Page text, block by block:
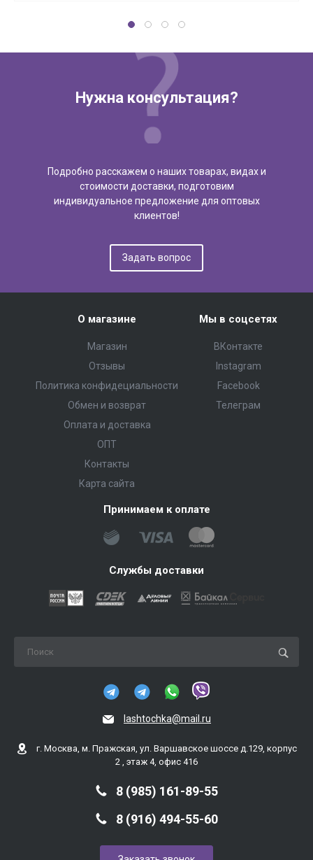
Нужна консультация?
Подробно расскажем о наших товарах, видах и
стоимости доставки, подготовим
индивидуальное предложение для оптовых
клиентов!
Задать вопрос
О магазине
Магазин
Отзывы
Политика конфидециальности
Обмен и возврат
Оплата и доставка
ОПТ
Контакты
Карта сайта
Мы в соцсетях
ВКонтакте
Instagram
Facebook
Телеграм
Принимаем к оплате
Службы доставки
lashtochka@mail.ru
г. Москва, м. Пражская, ул. Варшавское шоссе д.129, корпус
2 , этаж 4, офис 416
8 (985) 161-89-55
8 (916) 494-55-60